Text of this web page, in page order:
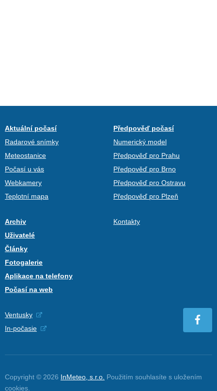
Aktuální počasí
Radarové snímky
Meteostanice
Počasí u vás
Webkamery
Teplotní mapa
Předpověď počasí
Numerický model
Předpověď pro Prahu
Předpověď pro Brno
Předpověď pro Ostravu
Předpověď pro Plzeň
Archiv
Uživatelé
Články
Fotogalerie
Aplikace na telefony
Počasí na web
Kontakty
Ventusky
In-počasie
Copyright © 2026 InMeteo, s.r.o. Použitím souhlasíte s uložením
cookies